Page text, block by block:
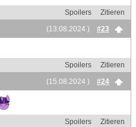
Spoilers
Zitieren
(13.08.2024 )
#23
Spoilers
Zitieren
(15.08.2024 )
#24
Spoilers
Zitieren